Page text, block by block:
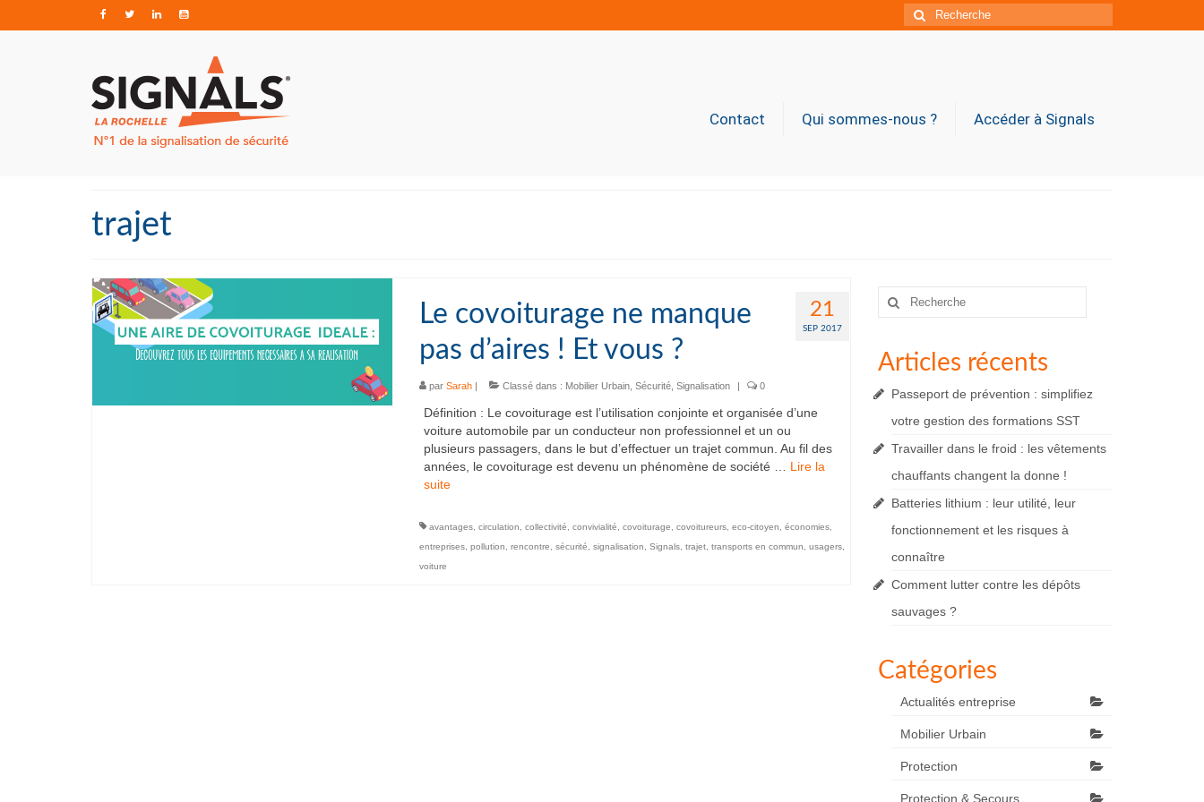
Rechercher
:
Contact Qui sommes-nous ? Accéder à Signals
trajet
21
SEP 2017
Le covoiturage ne manque
pas d’aires ! Et vous ?
par Sarah| Classé dans : Mobilier Urbain, Sécurité, Signalisation | 0
Définition : Le covoiturage est l’utilisation conjointe et organisée d’une
voiture automobile par un conducteur non professionnel et un ou
plusieurs passagers, dans le but d’effectuer un trajet commun. Au fil des
années, le covoiturage est devenu un phénomène de société … Lire la
suite­­
avantages, circulation collectivité convivialité covoiturage covoitureurs, eco-citoyen économies,
entreprises, pollution rencontre sécurité signalisation Signals, trajet, transports en commun usagers,
voiture
Rechercher
Articles récents
Passeport de prévention : simplifiez
votre gestion des formations SST
Travailler dans le froid : les vêtements
chauffants changent la donne !
Batteries lithium : leur utilité, leur
fonctionnement et les risques à
connaître
Comment lutter contre les dépôts
sauvages ?
Catégories
Actualités entreprise
Mobilier Urbain
Protection
Protection & Secours